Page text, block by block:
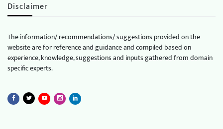
Disclaimer
The information/ recommendations/ suggestions provided on the
website are for reference and guidance and compiled based on
experience, knowledge, suggestions and inputs gathered from domain
specific experts.